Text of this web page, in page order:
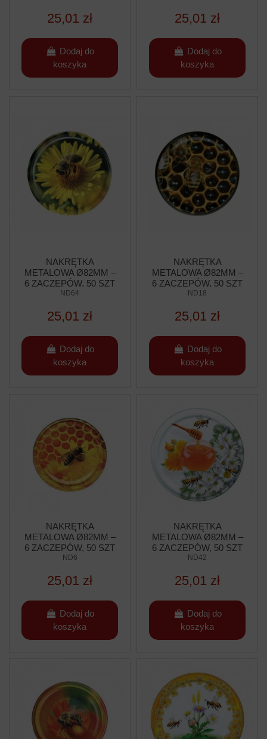
25,01 zł
Dodaj do
koszyka
25,01 zł
Dodaj do
koszyka
NAKRĘTKA
METALOWA Ø82MM –
6 ZACZEPÓW, 50 SZT
ND64
25,01 zł
Dodaj do
koszyka
NAKRĘTKA
METALOWA Ø82MM –
6 ZACZEPÓW, 50 SZT
ND18
25,01 zł
Dodaj do
koszyka
NAKRĘTKA
METALOWA Ø82MM –
6 ZACZEPÓW, 50 SZT
ND6
25,01 zł
Dodaj do
koszyka
NAKRĘTKA
METALOWA Ø82MM –
6 ZACZEPÓW, 50 SZT
ND42
25,01 zł
Dodaj do
koszyka